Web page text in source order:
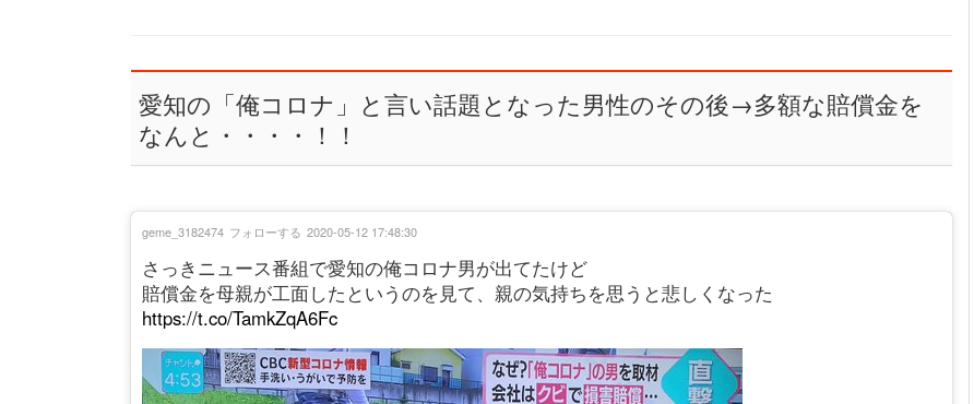
愛知の「俺コロナ」と言い話題となった男性のその後→多額な賠償金を
なんと・・・・！！
さっきニュース番組で愛知の俺コロナ男が出てたけど
賠償金を母親が工面したというのを見て、親の気持ちを思うと悲しくなった
https://t.co/TamkZqA6Fc
geme_3182474 フォローする 2020-05-12 17:48:30